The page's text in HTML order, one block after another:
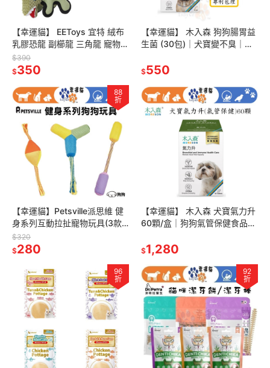
【幸運貓】 EEToys 宜特 絨布
乳膠恐龍 副櫛龍 三角龍 寵物玩
具 狗玩具 璦寶
$390
$350
【幸運貓】 木入森 狗狗腸胃益
生菌 (30包)｜犬寶變不臭｜寵
少排便異味
$550
88
折
【幸運貓】Petsville派思維 健
身系列互動拉扯寵物玩具(3款)
｜拔河玩具 戶外玩具 發聲玩具
$320
$280
【幸運貓】 木入森 犬寶氣力升
60顆/盒｜狗狗氣管保健食品
$1,280
96
折
92
折